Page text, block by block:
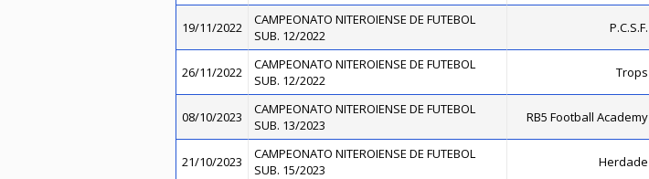
19/11/2022
CAMPEONATO NITEROIENSE DE FUTEBOL
SUB. 12/2022
P.C.S.F.
26/11/2022
CAMPEONATO NITEROIENSE DE FUTEBOL
SUB. 12/2022
Trops
08/10/2023
CAMPEONATO NITEROIENSE DE FUTEBOL
SUB. 13/2023
RB5 Football Academy
21/10/2023
CAMPEONATO NITEROIENSE DE FUTEBOL
SUB. 15/2023
Herdade